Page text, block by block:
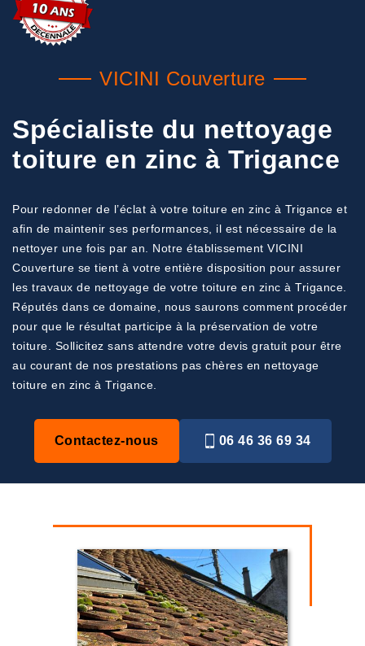
VICINI Couverture
Spécialiste du nettoyage
toiture en zinc à Trigance
Pour redonner de l’éclat à votre toiture en zinc à Trigance et
afin de maintenir ses performances, il est nécessaire de la
nettoyer une fois par an. Notre établissement VICINI
Couverture se tient à votre entière disposition pour assurer
les travaux de nettoyage de votre toiture en zinc à Trigance.
Réputés dans ce domaine, nous saurons comment procéder
pour que le résultat participe à la préservation de votre
toiture. Sollicitez sans attendre votre devis gratuit pour être
au courant de nos prestations pas chères en nettoyage
toiture en zinc à Trigance.
Contactez-nous 06 46 36 69 34